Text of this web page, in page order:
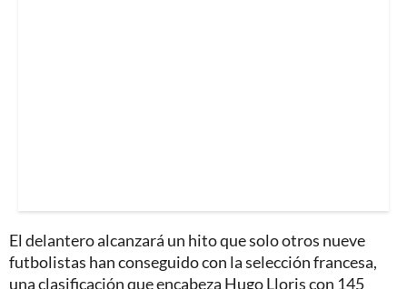
El delantero alcanzará un hito que solo otros nueve
futbolistas han conseguido con la selección francesa,
una clasificación que encabeza Hugo Lloris con 145